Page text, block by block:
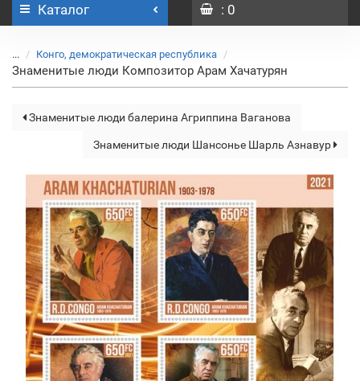
Каталог : 0
... Конго, демократическая республика
Знаменитые люди Композитор Арам Хачатурян
Знаменитые люди балерина Агриппина Ваганова
Знаменитые люди Шансонье Шарль Азнавур